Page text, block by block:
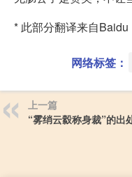
* 此部分翻译来自
网络标签：
上一篇
“雾绡云縠称身裁”的出